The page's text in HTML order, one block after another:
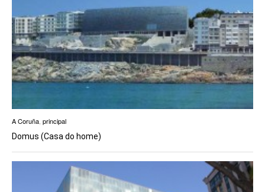
A Coruña principal
Domus (Casa do home)